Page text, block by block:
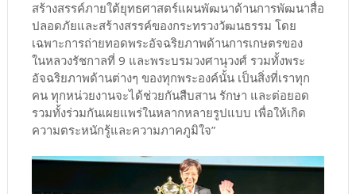
สร้างสรรค์ภายใต้ยุทธศาสตร์แผนพัฒนาด้านการพัฒนาสื่อ
ปลอดภัยและสร้างสรรค์ของกระทรวงวัฒนธรรม โดย
เฉพาะการถ่ายทอดพระอัจฉริยภาพด้านการเกษตรของ
ในหลวงรัชกาลที่ 9 และพระบรมวงศานุวงศ์ รวมทั้งพระ
อัจฉริยภาพด้านต่างๆ ของทุกพระองค์นั้น เป็นสิ่งที่เราทุก
คน ทุกหน่วยงานจะได้ช่วยกันสืบสาน รักษา และต่อยอด
รวมทั้งร่วมกันเผยแพร่ในหลากหลายรูปแบบ เพื่อให้เกิด
ความตระหนักรู้และความภาคภูมิใจ”